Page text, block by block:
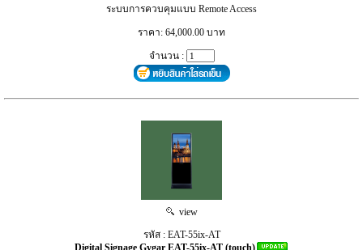
ระบบการควบคุมแบบ Remote Access
ราคา: 64,000.00 บาท
จำนวน :
view
รหัส : EAT-55ix-AT
Digital Signage Gygar EAT-55ix-AT (touch)